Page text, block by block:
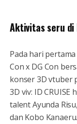
Aktivitas seru di
Pada hari
Con x DG Con
konser 3D vtuber
3D viv: ID
talent Ayunda
dan Kobo